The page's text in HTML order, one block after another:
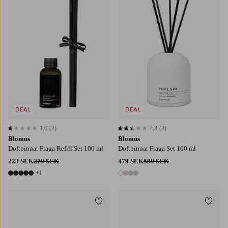
Blomus
Doftpinnar Fraga Refill Set 100 ml
223 SEK279 SEK
6 färger
+1
1,0 baserat på 2 st betyg
1,0 (2)
DEAL
Blomus
Doftpinnar Fraga Set 100 ml
479 SEK599 SEK
4 färger
2,3 baserat på 3 st betyg
2,3 (3)
DEAL
Lägg till i favoriter